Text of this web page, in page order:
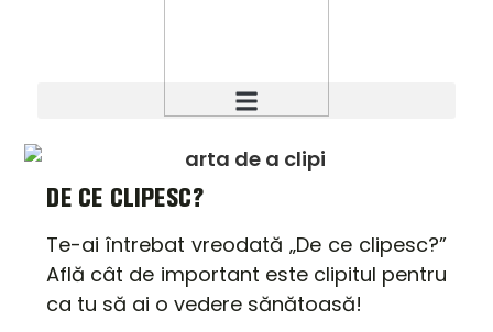
DE CE CLIPESC?
Te-ai întrebat vreodată „De ce clipesc?”
Află cât de important este clipitul pentru
ca tu să ai o vedere sănătoasă!